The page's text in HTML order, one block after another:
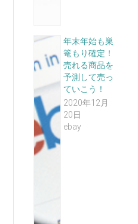
年末年始も巣
篭もり確定！
売れる商品を
予測して売っ
ていこう！
2020年12月
20日
ebay